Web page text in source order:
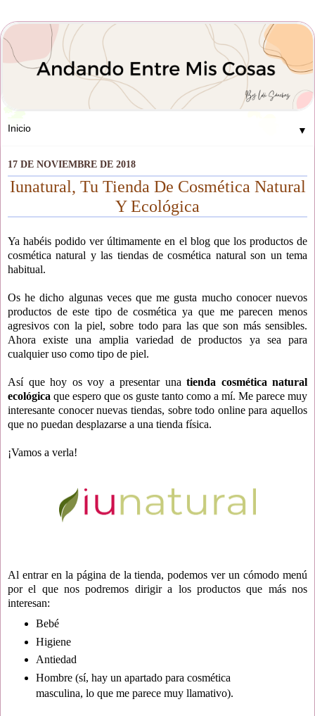
▼
17 DE NOVIEMBRE DE 2018
Iunatural, Tu Tienda De Cosmética Natural
Y Ecológica
Ya habéis podido ver últimamente en el blog que los productos de
cosmética natural y las tiendas de cosmética natural son un tema
habitual.
Os he dicho algunas veces que me gusta mucho conocer nuevos
productos de este tipo de cosmética ya que me parecen menos
agresivos con la piel, sobre todo para las que son más sensibles.
Ahora existe una amplia variedad de productos ya sea para
cualquier uso como tipo de piel.
Así que hoy os voy a presentar una tienda cosmética natural
ecológica que espero que os guste tanto como a mí. Me parece muy
interesante conocer nuevas tiendas, sobre todo online para aquellos
que no puedan desplazarse a una tienda física.
¡Vamos a verla!
Al entrar en la página de la tienda, podemos ver un cómodo menú
por el que nos podremos dirigir a los productos que más nos
interesan:
Bebé
Higiene
Antiedad
Hombre (sí, hay un apartado para cosmética
masculina, lo que me parece muy llamativo).